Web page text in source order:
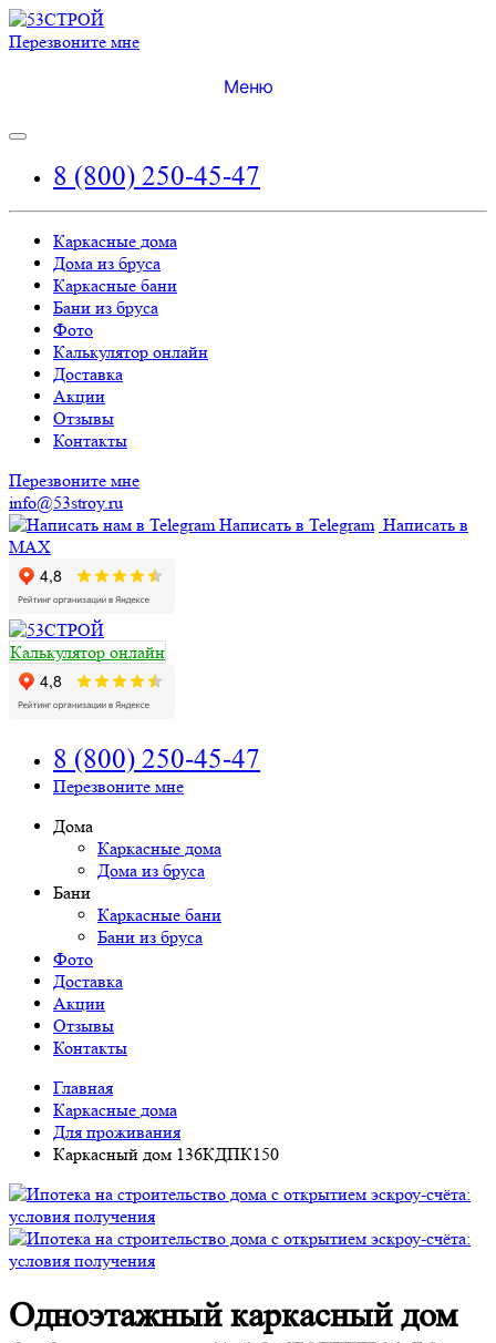
Перезвоните мне
Меню
8 (800) 250-45-47
Каркасные дома
Дома из бруса
Каркасные бани
Бани из бруса
Фото
Калькулятор онлайн
Доставка
Акции
Отзывы
Контакты
Перезвоните мне
info@53stroy.ru
Написать в Telegram Написать в
MAX
Калькулятор онлайн
8 (800) 250-45-47
Перезвоните мне
Дома
Каркасные дома
Дома из бруса
Бани
Каркасные бани
Бани из бруса
Фото
Доставка
Акции
Отзывы
Контакты
Главная
Каркасные дома
Для проживания
Каркасный дом 136КДПК150
Одноэтажный каркасный дом